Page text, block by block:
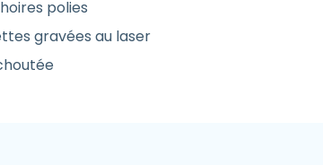
polies
gravées au laser